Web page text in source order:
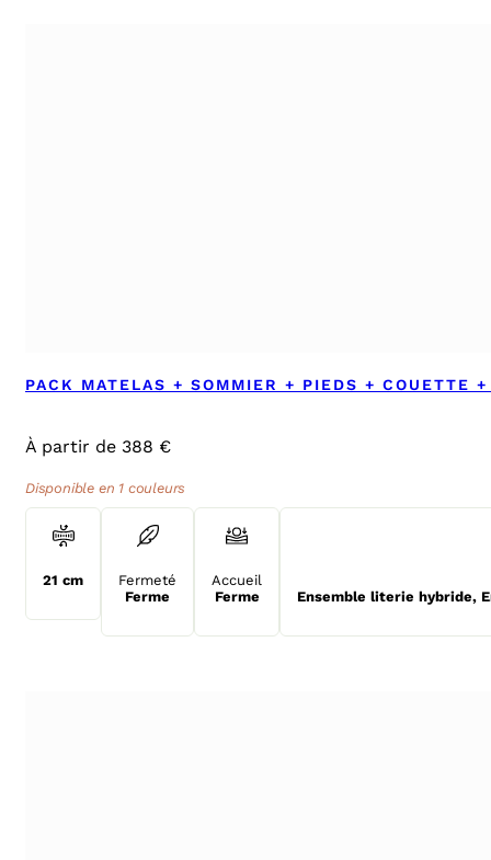
PACK MATELAS + SOMMIER + PIEDS + COUETTE
À partir de 388 €
Disponible en 1 couleurs
21 cm
Fermeté
Ferme
Accueil
Ferme
Ensemble literie hybride,